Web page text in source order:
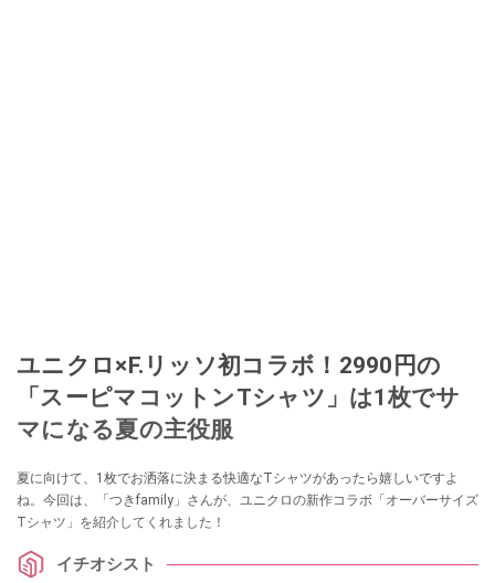
ユニクロ×F.リッソ初コラボ！2990円の
「スーピマコットンTシャツ」は1枚でサ
マになる夏の主役服
夏に向けて、1枚でお洒落に決まる快適なTシャツがあったら嬉しいですよ
ね。今回は、「つきfamily」さんが、ユニクロの新作コラボ「オーバーサイズ
Tシャツ」を紹介してくれました！
イチオシスト